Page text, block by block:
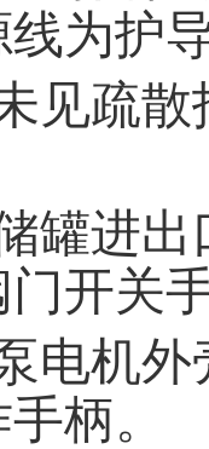
为护
见疏
罐进
门开关
电机
柄。